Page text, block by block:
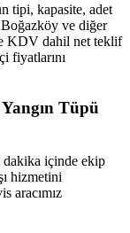
tipi, kapasite, adet
ve diğer
KDV dahil net teklif
fiyatlarını
Tüpü
dakika içinde ekip
hizmetini
aracımız